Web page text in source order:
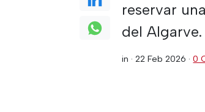
reservar
del Algarve.
in ·22 Feb 2026 ·0